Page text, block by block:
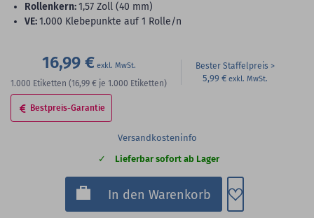
Rollenkern:1,57 Zoll (40 mm)
VE:1.000 Klebepunkte auf 1 Rolle/n
16,99 €
1.000 Etiketten (16,99 € je 1.000 Etiketten)
Bester Staffelpreis
5,99 €
Bestpreis-Garantie
Versandkosteninfo
Lieferbar sofort ab Lager
In den Warenkorb Zum